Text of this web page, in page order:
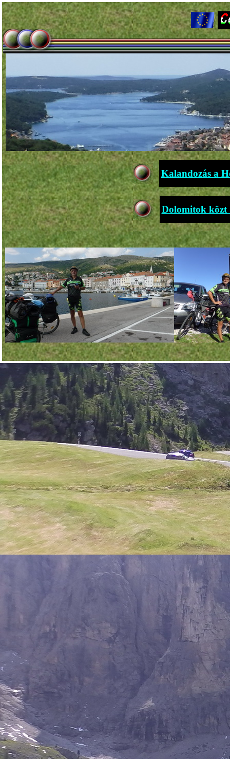
Kalandozás a